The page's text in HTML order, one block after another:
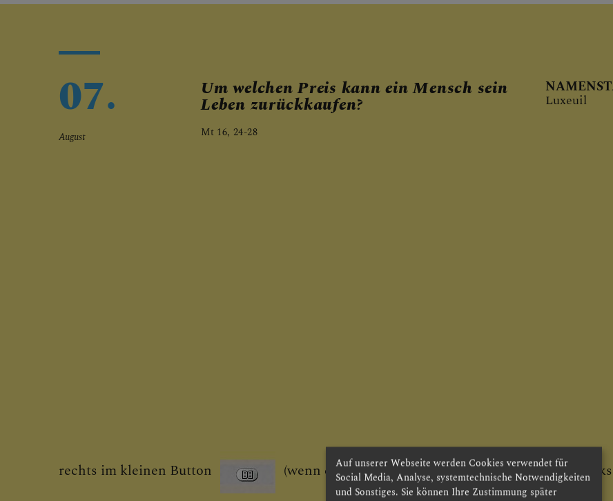
07. Um welchen Preis kann ein Mensch sein
Leben zurückkaufen?
Auf unserer Webseite werden Cookies verwendet für
Social Media, Analyse, systemtechnische Notwendigkeiten
und Sonstiges. Sie können Ihre Zustimmung später